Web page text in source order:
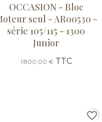
OCCASION - Bloc
seul - AR00530 -
série 105/115 - 1300
Junior
1 800,00 €TTC
favorite_border